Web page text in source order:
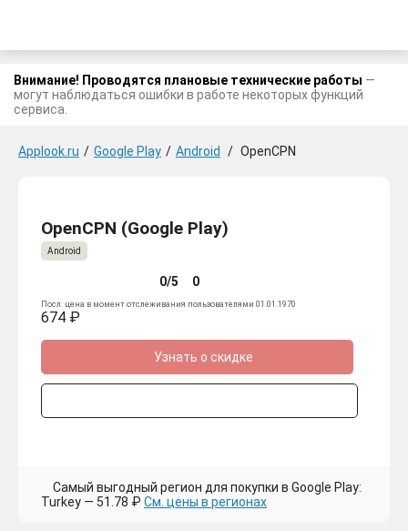
Внимание! Проводятся плановые технические работы —
могут наблюдаться ошибки в работе некоторых функций
сервиса.
Applook.ru / Google Play / Android / OpenCPN
OpenCPN (Google Play)
Android
0/5 0
Посл. цена в момент отслеживания пользователями 01.01.1970
674 ₽
Узнать о скидке
Самый выгодный регион для покупки в Google Play:
Turkey — 51.78 ₽ См. цены в регионах